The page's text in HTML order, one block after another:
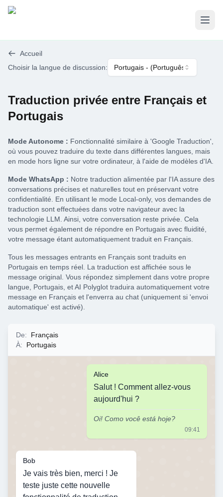
Accueil
Choisir la langue de discussion: Portugais - (Português )
Traduction privée entre Français et
Portugais
Mode Autonome : Fonctionnalité similaire à 'Google Traduction',
où vous pouvez traduire du texte dans différentes langues, mais
en mode hors ligne sur votre ordinateur, à l'aide de modèles d'IA.
Mode WhatsApp : Notre traduction alimentée par l'IA assure des
conversations précises et naturelles tout en préservant votre
confidentialité. En utilisant le mode Local-only, vos demandes de
traduction sont effectuées dans votre navigateur avec la
technologie LLM. Ainsi, votre conversation reste privée. Cela
vous permet également de répondre en Portugais avec fluidité,
votre message étant automatiquement traduit en Français.
Tous les messages entrants en Français sont traduits en
Portugais en temps réel. La traduction est affichée sous le
message original. Vous répondez simplement dans votre propre
langue, Portugais, et AI Polyglot traduira automatiquement votre
message en Français et l'enverra au chat (uniquement si 'envoi
automatique' est activé).
De:
Français
À: Portugais
Alice
Salut ! Comment allez-vous
aujourd'hui ?
Oi! Como você está hoje?
09:41
Bob
Je vais très bien, merci ! Je
teste juste cette nouvelle